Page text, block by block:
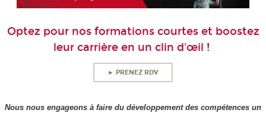
Optez pour nos formations courtes et boostez
leur carrière en un clin d'œil !
► PRENEZ RDV
Nous nous engageons à faire du développement des compétences un